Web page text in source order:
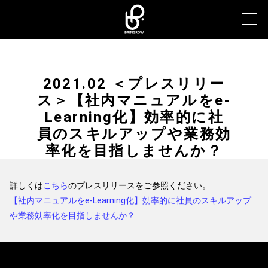
2021.02 ＜プレスリリー
ス＞【社内マニュアルをe-
Learning化】効率的に社
員のスキルアップや業務効
率化を目指しませんか？
詳しくはこちらのプレスリリースをご参照ください。
【社内マニュアルをe-Learning化】効率的に社員のスキルアップ
や業務効率化を目指しませんか？